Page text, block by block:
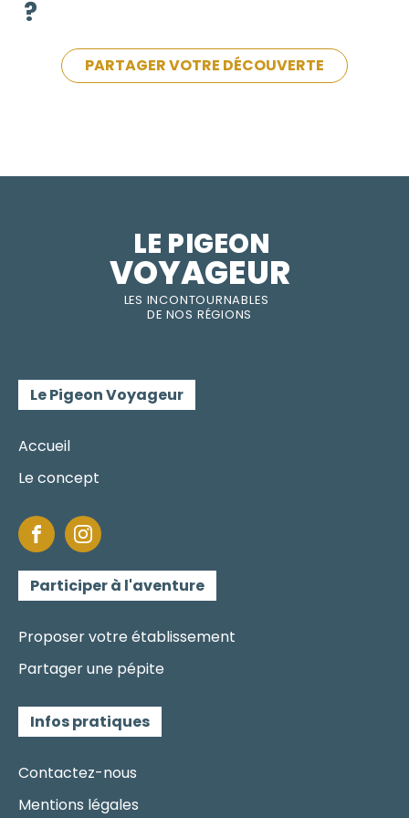
?
PARTAGER VOTRE DÉCOUVERTE
LES INCONTOURNABLES
DE NOS RÉGIONS
LE PIGEON
VOYAGEUR
Le Pigeon Voyageur
Accueil
Le concept
Participer à l'aventure
Proposer votre établissement
Partager une pépite
Infos pratiques
Contactez-nous
Mentions légales